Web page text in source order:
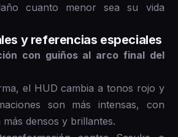
cuanto menor sea su vida
y referencias especiales
con guiños al arco final del
el HUD cambia a tonos rojo y
son más intensas, con
densos y brillantes.